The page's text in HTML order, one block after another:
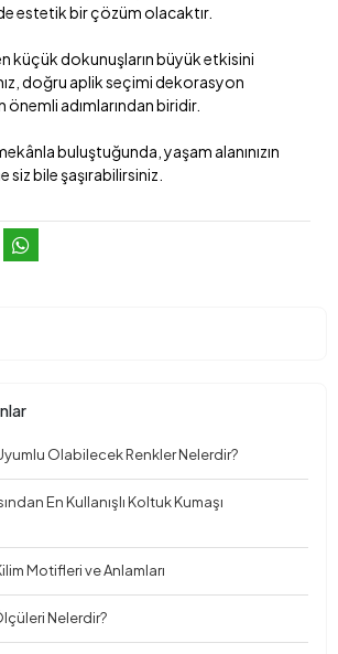
estetik bir çözüm olacaktır.
küçük dokunuşların büyük etkisini
doğru aplik seçimi dekorasyon
adımlarından biridir.
buluştuğunda, yaşam alanınızın
siz bile şaşırabilirsiniz.
Olabilecek Renkler Nelerdir?
En Kullanışlı Koltuk Kumaşı
Motifleri ve Anlamları
Nelerdir?